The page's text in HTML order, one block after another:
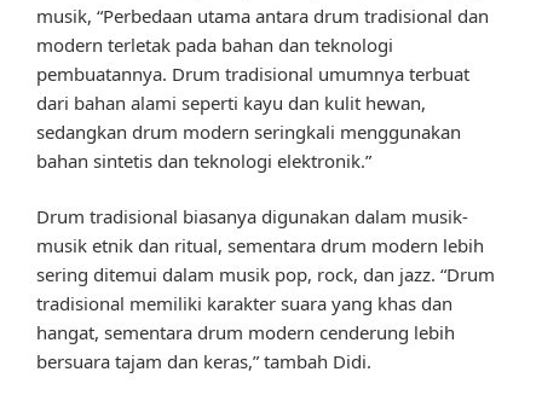
musik, “Perbedaan utama antara drum tradisional dan
modern terletak pada bahan dan teknologi
pembuatannya. Drum tradisional umumnya terbuat
dari bahan alami seperti kayu dan kulit hewan,
sedangkan drum modern seringkali menggunakan
bahan sintetis dan teknologi elektronik.”
Drum tradisional biasanya digunakan dalam musik-
musik etnik dan ritual, sementara drum modern lebih
sering ditemui dalam musik pop, rock, dan jazz. “Drum
tradisional memiliki karakter suara yang khas dan
hangat, sementara drum modern cenderung lebih
bersuara tajam dan keras,” tambah Didi.